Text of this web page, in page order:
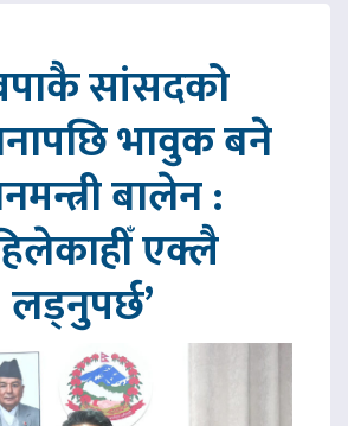
सांसदको
भावुक बने
बालेन :
एक्लै
लड्नुपर्छ’